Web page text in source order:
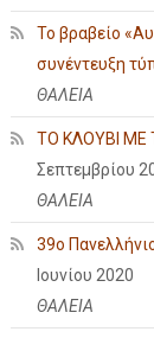
Το βραβείο
συνέντευξη
ΘΑΛΕΙΑ
ΤΟ ΚΛΟΥΒΙ ΜΕ
Σεπτεμβρίου
ΘΑΛΕΙΑ
39ο
Ιουνίου 2020
ΘΑΛΕΙΑ